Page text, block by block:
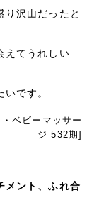
り沢山だったと
えてうれしい
です。
ベビーマッサー
ジ 532期]
メント、ふれ合